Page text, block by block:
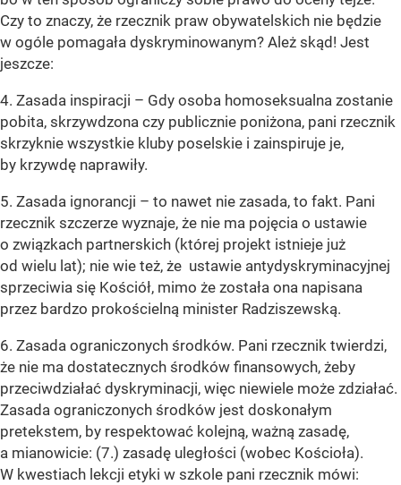
Czy to znaczy, że rzecznik praw obywatelskich nie będzie
w ogóle pomagała dyskryminowanym? Ależ skąd! Jest
jeszcze:
4. Zasada inspiracji – Gdy osoba homoseksualna zostanie
pobita, skrzywdzona czy publicznie poniżona, pani rzecznik
skrzyknie wszystkie kluby poselskie i zainspiruje je,
by krzywdę naprawiły.
5. Zasada ignorancji – to nawet nie zasada, to fakt. Pani
rzecznik szczerze wyznaje, że nie ma pojęcia o ustawie
o związkach partnerskich (której projekt istnieje już
od wielu lat); nie wie też, że ustawie antydyskryminacyjnej
sprzeciwia się Kościół, mimo że została ona napisana
przez bardzo prokościelną minister Radziszewską.
6. Zasada ograniczonych środków. Pani rzecznik twierdzi,
że nie ma dostatecznych środków finansowych, żeby
przeciwdziałać dyskryminacji, więc niewiele może zdziałać.
Zasada ograniczonych środków jest doskonałym
pretekstem, by respektować kolejną, ważną zasadę,
a mianowicie: (7.) zasadę uległości (wobec Kościoła).
W kwestiach lekcji etyki w szkole pani rzecznik mówi: